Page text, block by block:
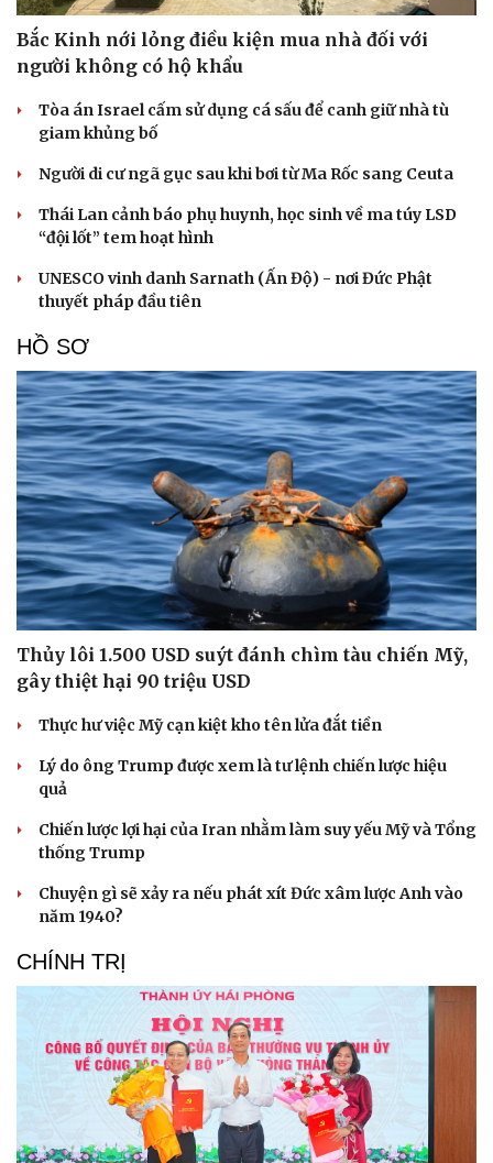
Bắc Kinh nới lỏng điều kiện mua nhà đối với
người không có hộ khẩu
Tòa án Israel cấm sử dụng cá sấu để canh giữ nhà tù
giam khủng bố
Người di cư ngã gục sau khi bơi từ Ma Rốc sang Ceuta
Thái Lan cảnh báo phụ huynh, học sinh về ma túy LSD
“đội lốt” tem hoạt hình
UNESCO vinh danh Sarnath (Ấn Độ) - nơi Đức Phật
thuyết pháp đầu tiên
HỒ SƠ
Thủy lôi 1.500 USD suýt đánh chìm tàu chiến Mỹ,
gây thiệt hại 90 triệu USD
Thực hư việc Mỹ cạn kiệt kho tên lửa đắt tiền
Lý do ông Trump được xem là tư lệnh chiến lược hiệu
quả
Chiến lược lợi hại của Iran nhằm làm suy yếu Mỹ và Tổng
thống Trump
Chuyện gì sẽ xảy ra nếu phát xít Đức xâm lược Anh vào
năm 1940?
CHÍNH TRỊ